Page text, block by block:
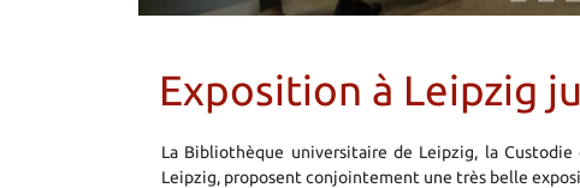
Exposition à Leipzig
La Bibliothèque universitaire de Leipzig, la
Leipzig, proposent conjointement une très belle